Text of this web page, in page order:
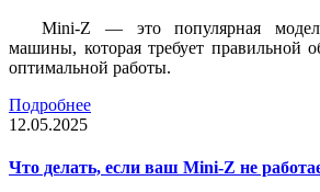
Mini-Z — это популярная
машины, которая требует правильной
оптимальной работы.
Подробнее
12.05.2025
Что делать, если ваш Mini-Z не